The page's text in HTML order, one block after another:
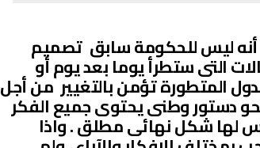
أنه ليس للحكومة سابق تصميم
التى ستطرأ يوما بعد يوم أو
المتطورة تؤمن بالتغيير من أجل
دستور وطنى يحتوى جميع الفكر
لها شكل نهائى مطلق . واذا